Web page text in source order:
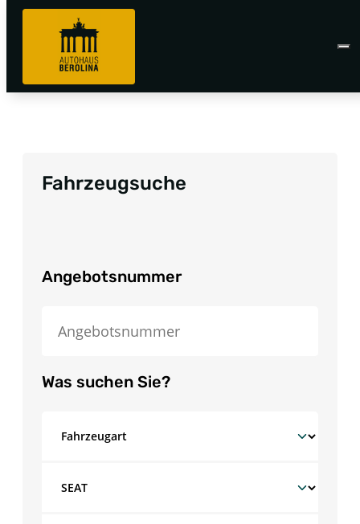
Fahrzeugsuche
Angebotsnummer
Was suchen Sie?